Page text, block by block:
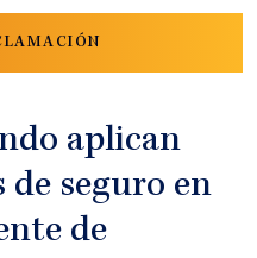
aplican
seguro en
de